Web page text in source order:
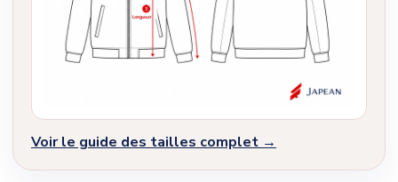
Voir le guide des tailles complet →